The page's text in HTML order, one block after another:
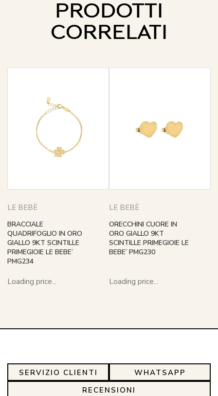
PRODOTTI
CORRELATI
LE BEBÈ
BRACCIALE
QUADRIFOGLIO IN ORO
GIALLO 9KT SCINTILLE
PRIMEGIOIE LE BEBE’
PMG234
Loading price...
LE BEBÈ
ORECCHINI CUORE IN
ORO GIALLO 9KT
SCINTILLE PRIMEGIOIE LE
BEBE’ PMG230
Loading price...
SERVIZIO CLIENTI
WHATSAPP
RECENSIONI